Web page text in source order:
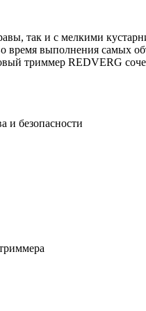
так и с мелкими
время выполнения самых
триммер REDVERG
и безопасности